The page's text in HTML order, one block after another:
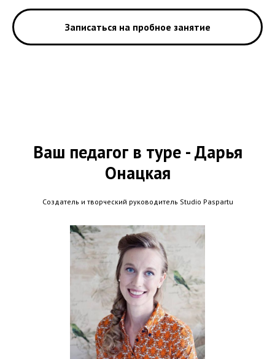
Записаться на пробное занятие
Ваш педагог в туре - Дарья
Онацкая
Создатель и творческий руководитель Studio Paspartu